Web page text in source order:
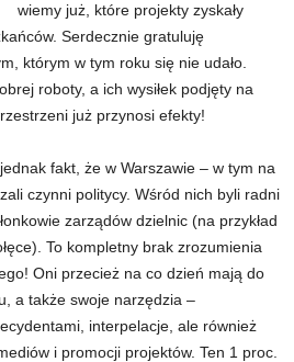
wiemy już, które projekty zyskały
Serdecznie gratuluję
którym w tym roku się nie udało.
roboty, a ich wysiłek podjęty na
już przynosi efekty!
fakt, że w Warszawie – w tym na
czynni politycy. Wśród nich byli radni
zarządów dzielnic (na przykład
To kompletny brak zrozumienia
Oni przecież na co dzień mają do
a także swoje narzędzia –
interpelacje, ale również
i promocji projektów. Ten 1 proc.